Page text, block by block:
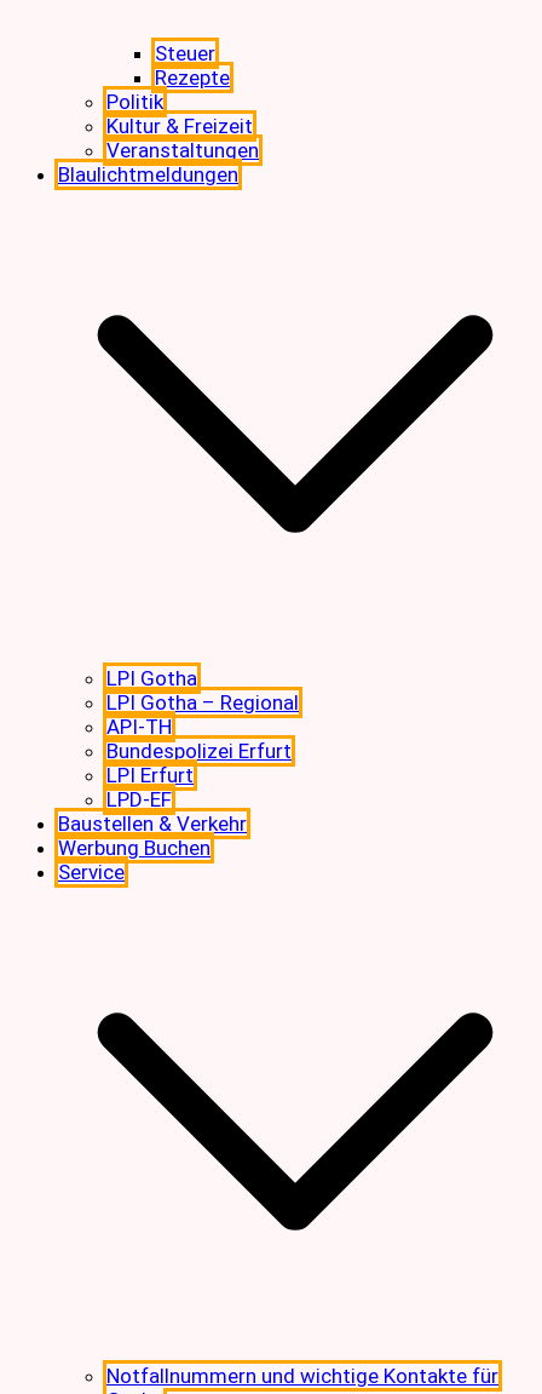
Steuer
Rezepte
Politik
Kultur & Freizeit
Veranstaltungen
Blaulichtmeldungen
LPI Gotha
LPI Gotha – Regional
API-TH
Bundespolizei Erfurt
LPI Erfurt
LPD-EF
Baustellen & Verkehr
Werbung Buchen
Service
Notfallnummern und wichtige Kontakte für